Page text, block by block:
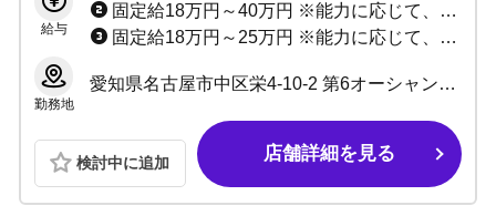
給与
固定給18万円～40万円 ※能力に応じて、研修期間あり。
固定給18万円～25万円 ※能力に応じて、研修期間あり。
勤務地
愛知県名古屋市中区栄4-10-2 第6オーシャンビル 6F
検討中に追加 店舗詳細を見る